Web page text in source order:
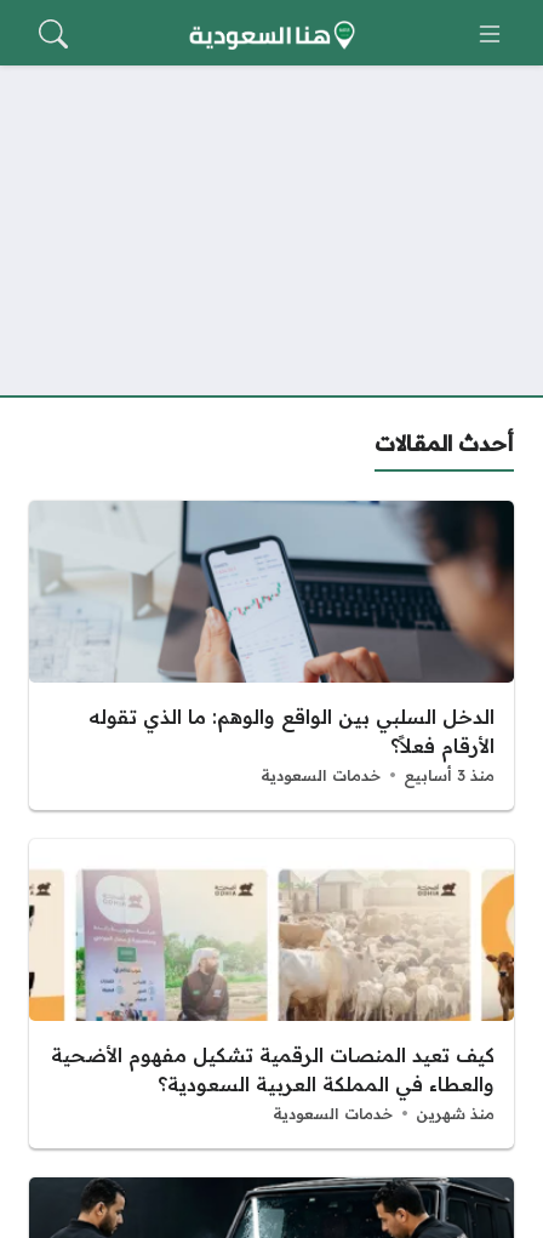
أحدث المقالات
الدخل السلبي بين الواقع والوهم: ما الذي تقوله
الأرقام فعلاً؟
منذ 3 أسابيع خدمات السعودية
كيف تعيد المنصات الرقمية تشكيل مفهوم الأضحية
والعطاء في المملكة العربية السعودية؟
منذ شهرين خدمات السعودية